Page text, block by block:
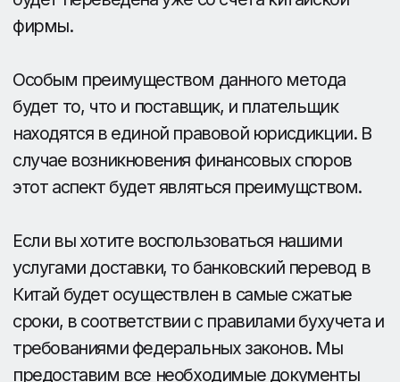
Консалтинг
Кейсы
Морские грузоперевозки
Автодоставка
УСЛУГИ